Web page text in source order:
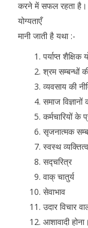
करने में सफल रहता है।
योग्यताएँ
मानी जाती है यथा :-
पर्याप्त शैक्षिक
श्रम सम्बन्धों
व्यवसाय की
समाज विज्ञानों
कर्मचारियों के
सृजनात्मक
स्वस्थ व्यक्तित्व
सद्चरित्र
वाक् चातुर्य
सेवाभाव
उदार विचार
आशावादी होना।